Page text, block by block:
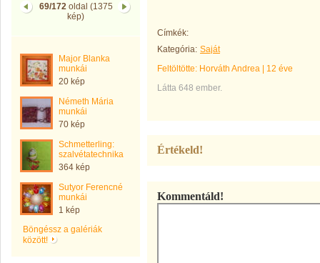
69/172oldal (1375
kép)
Major Blanka
munkái
20 kép
Németh Mária
munkái
70 kép
Schmetterling:
szalvétatechnika
364 kép
Sutyor Ferencné
munkái
1 kép
Böngéssz a galériák
között!
Címkék:
Kategória: Saját
Feltöltötte: Horváth Andrea
12 éve
Látta 648 ember.
Értékeld!
Kommentáld!